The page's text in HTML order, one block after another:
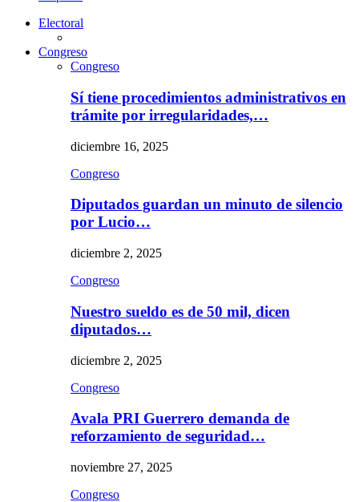
Electoral
Congreso
Congreso
Sí tiene procedimientos administrativos en
trámite por irregularidades,…
diciembre 16, 2025
Congreso
Diputados guardan un minuto de silencio
por Lucio…
diciembre 2, 2025
Congreso
Nuestro sueldo es de 50 mil, dicen
diputados…
diciembre 2, 2025
Congreso
Avala PRI Guerrero demanda de
reforzamiento de seguridad…
noviembre 27, 2025
Congreso